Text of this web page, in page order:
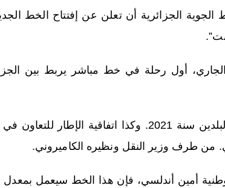
الجزائرية أن تعلن عن إفتتاح الخط
الجزائرية، بتاريخ 11 أكتوبر الجاري، أول رحلة في خط مباشر يربط
ويأتي هذا في إطار تنفيذ الاتفاق الموقع بين البلدين سنة 2021. وكذا اتفاقية
من طرف وزير النقل ونظيره الكاميروني.
أمين أندلسي، فإن هذا الخط سيعمل بمعدل